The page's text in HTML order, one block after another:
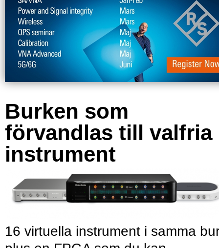
Burken som
förvandlas till valfria
instrument
16 virtuella instrument i samma